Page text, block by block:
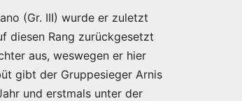
(Gr. III) wurde er zuletzt
diesen Rang zurückgesetzt
aus, weswegen er hier
gibt der Gruppesieger Arnis
und erstmals unter der